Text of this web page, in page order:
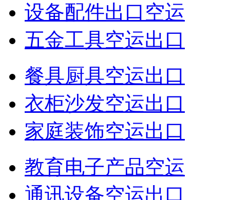
设备配件出口空运
五金工具空运出口
餐具厨具空运出口
衣柜沙发空运出口
家庭装饰空运出口
教育电子产品空运
通讯设备空运出口